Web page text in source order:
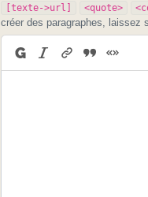
[texte->url]
<quote>
créer des paragraphes, laissez